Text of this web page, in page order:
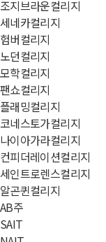
조지브라운컬리지
세네카컬리지
험버컬리지
노던컬리지
모학컬리지
팬쇼컬리지
플래밍컬리지
코네스토가컬리지
나이아가라컬리지
컨피더레이션컬리지
세인트로렌스컬리지
알곤퀸컬리지
AB주
SAIT